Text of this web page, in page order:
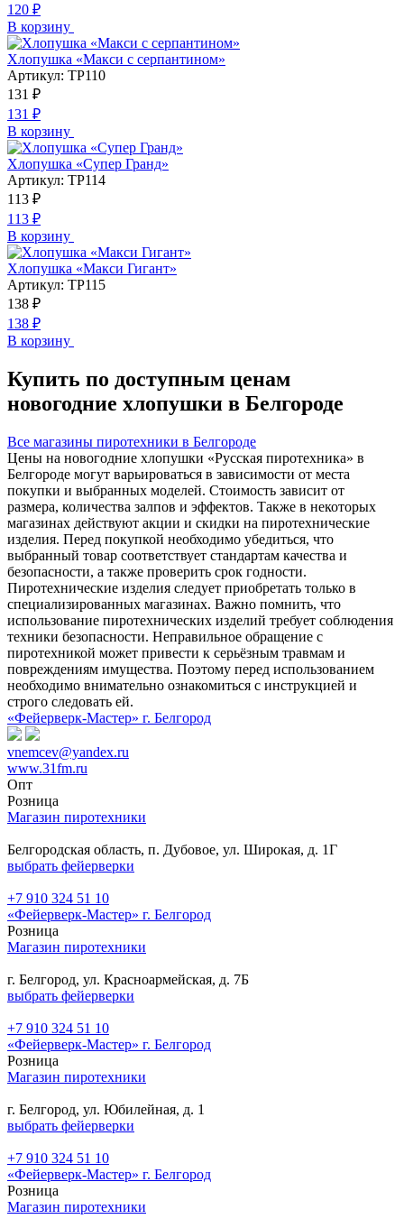
120 ₽
В корзину
Хлопушка «Макси с серпантином»
Артикул: ТР110
131 ₽
131 ₽
В корзину
Хлопушка «Супер Гранд»
Артикул: ТР114
113 ₽
113 ₽
В корзину
Хлопушка «Макси Гигант»
Артикул: ТР115
138 ₽
138 ₽
В корзину
Купить по доступным ценам
новогодние хлопушки в Белгороде
Все магазины пиротехники в Белгороде
Цены на новогодние хлопушки «Русская пиротехника» в
Белгороде могут варьироваться в зависимости от места
покупки и выбранных моделей. Стоимость зависит от
размера, количества залпов и эффектов. Также в некоторых
магазинах действуют акции и скидки на пиротехнические
изделия. Перед покупкой необходимо убедиться, что
выбранный товар соответствует стандартам качества и
безопасности, а также проверить срок годности.
Пиротехнические изделия следует приобретать только в
специализированных магазинах. Важно помнить, что
использование пиротехнических изделий требует соблюдения
техники безопасности. Неправильное обращение с
пиротехникой может привести к серьёзным травмам и
повреждениям имущества. Поэтому перед использованием
необходимо внимательно ознакомиться с инструкцией и
строго следовать ей.
«Фейерверк-Мастер» г. Белгород
vnemcev@yandex.ru
www.31fm.ru
Опт
Розница
Магазин пиротехники
Белгородская область, п. Дубовое, ул. Широкая, д. 1Г
выбрать фейерверки
+7 910 324 51 10
«Фейерверк-Мастер» г. Белгород
Розница
Магазин пиротехники
г. Белгород, ул. Красноармейская, д. 7Б
выбрать фейерверки
+7 910 324 51 10
«Фейерверк-Мастер» г. Белгород
Розница
Магазин пиротехники
г. Белгород, ул. Юбилейная, д. 1
выбрать фейерверки
+7 910 324 51 10
«Фейерверк-Мастер» г. Белгород
Розница
Магазин пиротехники